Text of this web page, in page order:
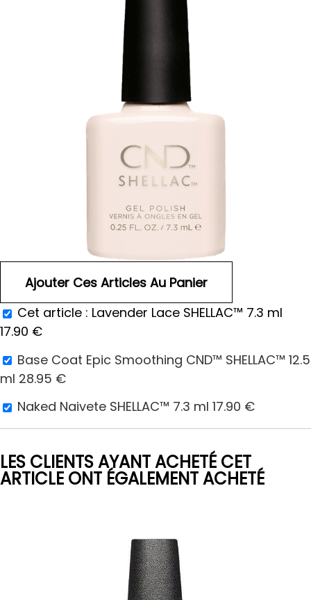
Cet article : Lavender Lace SHELLAC™ 7.3 ml
17.90 €
Base Coat Epic Smoothing CND™ SHELLAC™ 12.5
ml 28.95 €
Naked Naivete SHELLAC™ 7.3 ml 17.90 €
LES CLIENTS AYANT ACHETÉ CET
ARTICLE ONT ÉGALEMENT ACHETÉ